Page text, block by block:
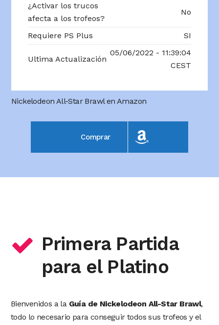
¿Activar los trucos
afecta a los trofeos?
No
Requiere PS Plus SI
Ultima Actualización
05/06/2022 - 11:39:04
CEST
Nickelodeon All-Star Brawl en Amazon
Comprar
Primera Partida
para el Platino
Bienvenidos a la Guía de Nickelodeon All-Star Brawl,
todo lo necesario para conseguir todos sus trofeos y el